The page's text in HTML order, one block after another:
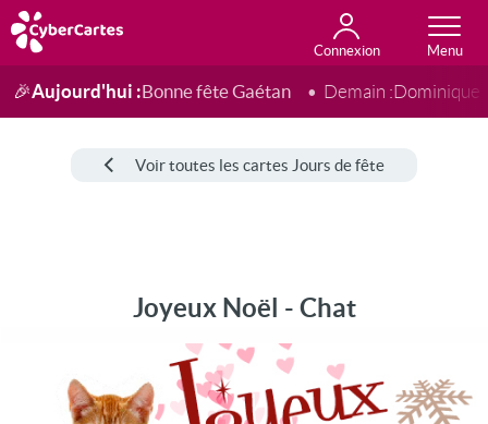
Connexion
Anniversaire
Fête du jour
Amour
Amitié
Merci
Toutes les cartes
🎉Aujourd'hui :Bonne fête Gaétan Demain :Dominique
Voir toutes les cartes Jours de fête
Joyeux Noël - Chat